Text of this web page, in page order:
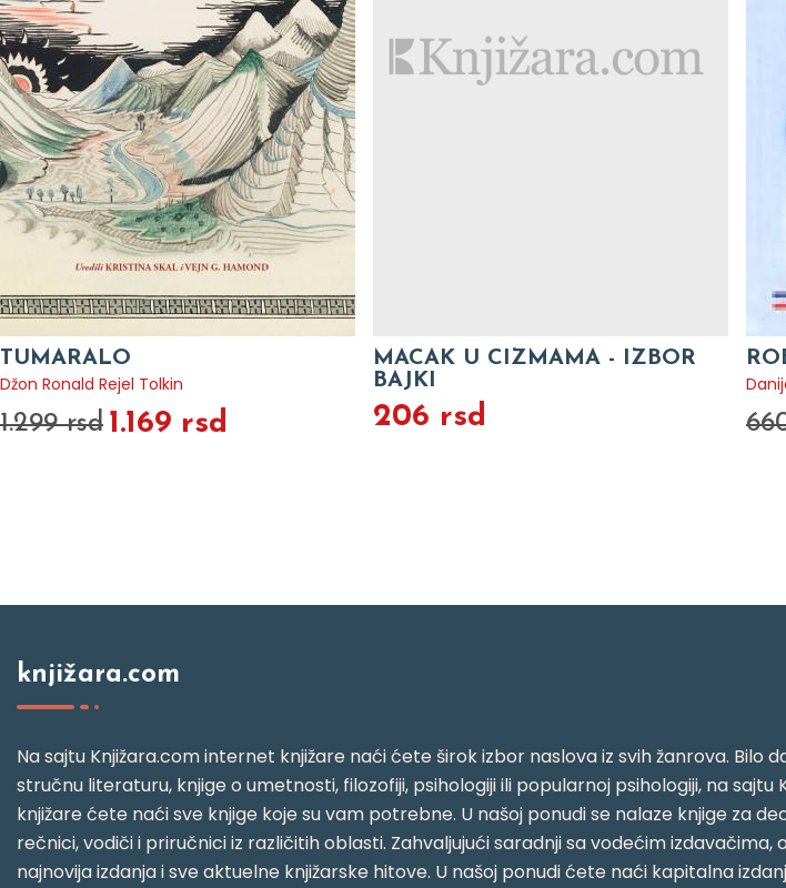
TUMARALO
Džon Ronald Rejel Tolkin
1.299 rsd 1.169 rsd
MACAK U CIZMAMA - IZBOR
BAJKI
206 rsd
knjižara.com
Na sajtu Knjižara.com internet knjižare naći ćete širok izbor naslova iz svih žanrova. Bilo
stručnu literaturu, knjige o umetnosti, filozofiji, psihologiji ili popularnoj psihologiji, na sajtu
knjižare ćete naći sve knjige koje su vam potrebne. U našoj ponudi se nalaze knjige za
rečnici, vodiči i priručnici iz različitih oblasti. Zahvaljujući saradnji sa vodećim
najnovija izdanja i sve aktuelne knjižarske hitove. U našoj ponudi ćete naći kapitalna